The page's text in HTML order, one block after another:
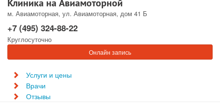
Клиника на Авиамоторной
м. Авиамоторная, ул. Авиамоторная, дом 41 Б
+7 (495) 324-88-22
Круглосуточно
Онлайн запись
Услуги и цены
Врачи
Отзывы